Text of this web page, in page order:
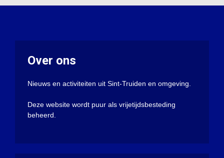
Over ons
Nieuws en activiteiten uit Sint-Truiden en omgeving.
Deze website wordt puur als vrijetijdsbesteding
beheerd.